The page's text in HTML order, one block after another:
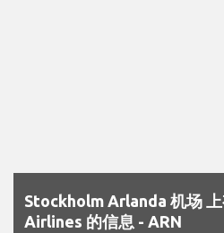
Stockholm Arlanda 机场
Airlines 的信息 - ARN